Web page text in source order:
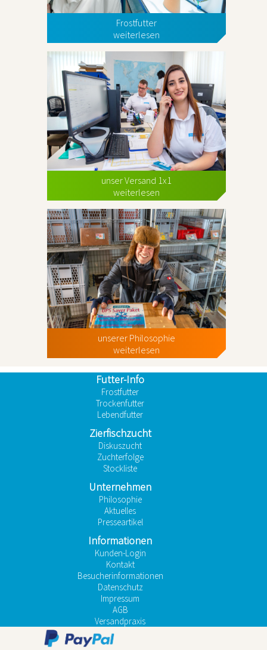
Frostfutter
weiterlesen
unser Versand 1x1
weiterlesen
unserer Philosophie
weiterlesen
Futter-Info
Frostfutter
Trockenfutter
Lebendfutter
Zierfischzucht
Diskuszucht
Zuchterfolge
Stockliste
Unternehmen
Philosophie
Aktuelles
Presseartikel
Informationen
Kunden-Login
Kontakt
Besucherinformationen
Datenschutz
Impressum
AGB
Versandpraxis